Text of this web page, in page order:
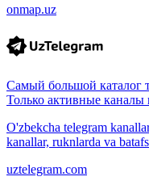
onmap.uz
Самый большой каталог
Только активные каналы
O'zbekcha telegram
kanallar, ruknlarda va
uztelegram.com